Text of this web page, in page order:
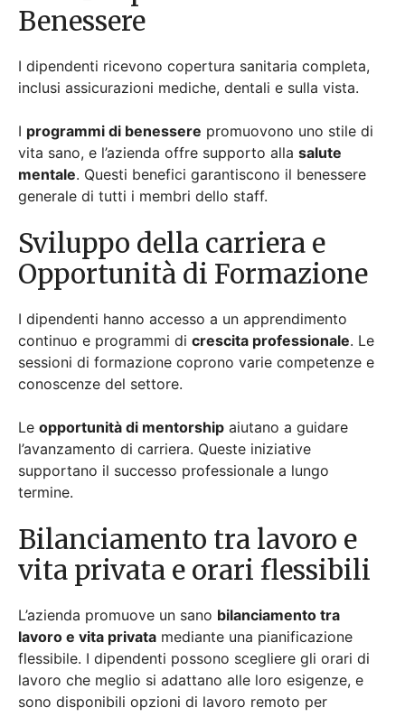
Opportunità di Formazione
I dipendenti hanno accesso a un apprendimento
continuo e programmi di crescita professionale . Le
sessioni di formazione coprono varie competenze e
conoscenze del settore.
Leopportunità di mentorship aiutano a guidare
l’avanzamento di carriera. Queste iniziative
supportano il successo professionale a lungo
termine.
Bilanciamento tra lavoro e
vita privata e orari flessibili
L’azienda promuove un sano bilanciamento tra
lavoro e vita privata
mediante una pianificazione
flessibile. I dipendenti possono scegliere gli orari di
lavoro che meglio si adattano alle loro esigenze, e
sono disponibili opzioni di lavoro remoto per
determinati ruoli. Queste politiche migliorano la
soddisfazione dei dipendentie la produttività.
Sconti e vantaggi per i
dipendenti
I dipendenti
godono di sconti esclusivi su prodotti e
servizi. I vantaggi includono offerte speciali e
promozioni. Gli impiegati possono anche ricevere
bonus e incentivi. Questi benefici aggiungono valore
e migliorano lasoddisfazione lavorativa .